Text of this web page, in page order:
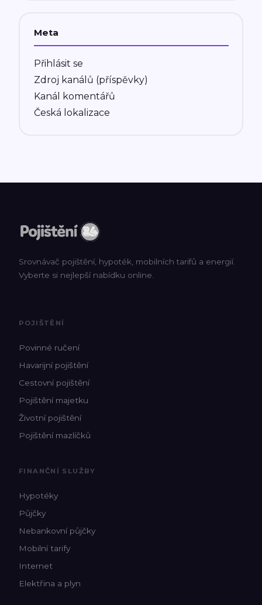
Meta
Přihlásit se
Zdroj kanálů (příspěvky)
Kanál komentářů
Česká lokalizace
Srovnávač pojištění, hypoték, mobilních tarifů a energií.
Vyberte si nejlepší nabídku online.
POJIŠTĚNÍ
Povinné ručení
Havarijní pojištění
Cestovní pojištění
Pojištění majetku
Životní pojištění
Pojištění mazlíčků
FINANČNÍ SLUŽBY
Hypotéky
Půjčky
Nebankovní půjčky
Mobilní tarify
Internet
Elektřina a plyn